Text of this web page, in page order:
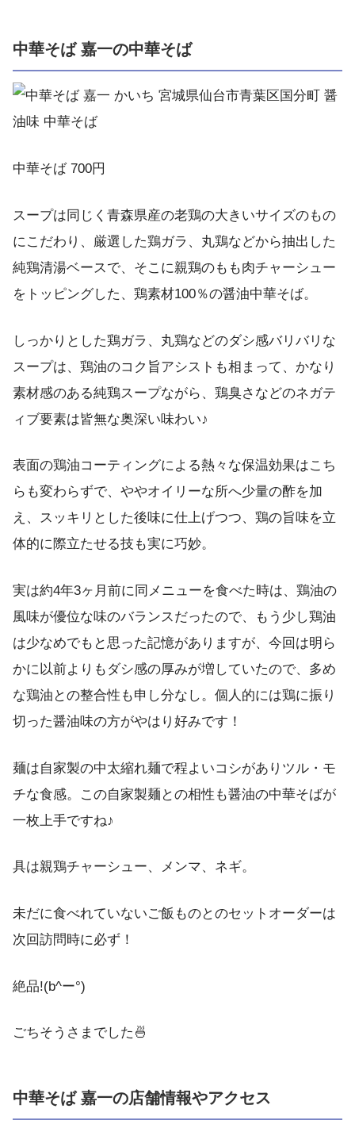
中華そば 嘉一の中華そば
中華そば 700円
スープは同じく青森県産の老鶏の大きいサイズのもの
にこだわり、厳選した鶏ガラ、丸鶏などから抽出した
純鶏清湯ベースで、そこに親鶏のもも肉チャーシュー
をトッピングした、鶏素材100％の醤油中華そば。
しっかりとした鶏ガラ、丸鶏などのダシ感バリバリな
スープは、鶏油のコク旨アシストも相まって、かなり
素材感のある純鶏スープながら、鶏臭さなどのネガテ
ィブ要素は皆無な奥深い味わい♪
表面の鶏油コーティングによる熱々な保温効果はこち
らも変わらずで、ややオイリーな所へ少量の酢を加
え、スッキリとした後味に仕上げつつ、鶏の旨味を立
体的に際立たせる技も実に巧妙。
実は約4年3ヶ月前に同メニューを食べた時は、鶏油の
風味が優位な味のバランスだったので、もう少し鶏油
は少なめでもと思った記憶がありますが、今回は明ら
かに以前よりもダシ感の厚みが増していたので、多め
な鶏油との整合性も申し分なし。個人的には鶏に振り
切った醤油味の方がやはり好みです！
麺は自家製の中太縮れ麺で程よいコシがありツル・モ
チな食感。この自家製麺との相性も醤油の中華そばが
一枚上手ですね♪
具は親鶏チャーシュー、メンマ、ネギ。
未だに食べれていないご飯ものとのセットオーダーは
次回訪問時に必ず！
絶品!(b^ー°)
ごちそうさまでした🍜
中華そば 嘉一の店舗情報やアクセス